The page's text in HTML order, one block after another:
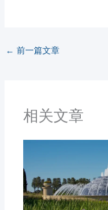
← 前一篇文章
相关文章